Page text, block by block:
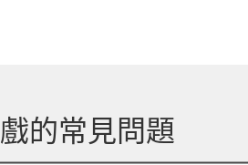
的常見問題